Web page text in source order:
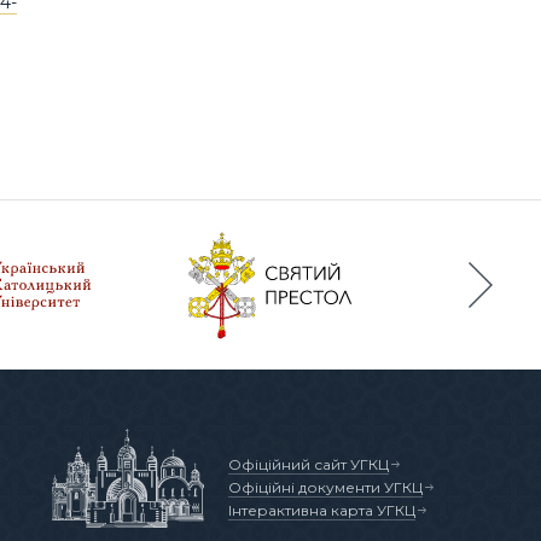
Офіційний сайт УГКЦ
Офіційні документи УГКЦ
Інтерактивна карта УГКЦ